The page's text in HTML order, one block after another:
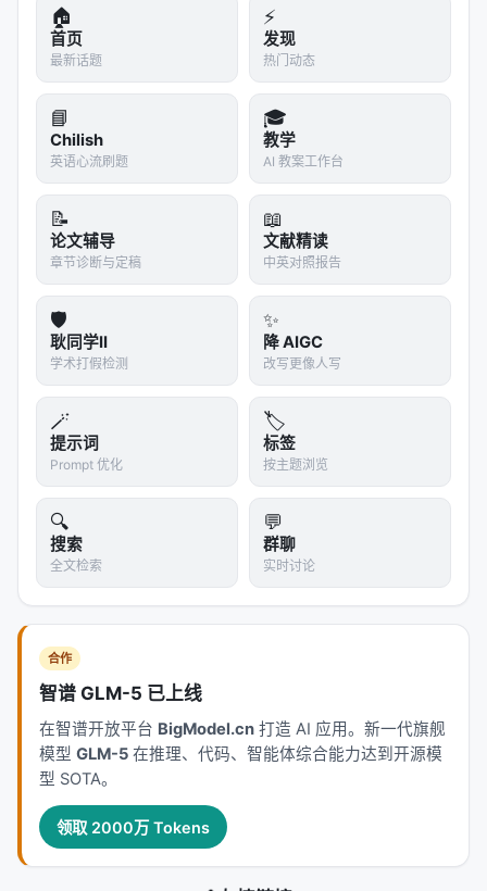
*论文信息*
标题: It's Not the Size: Harness Design
Determines Operational Stability in Small
Language Models
作者: Yong-eun Cho
核心发现
: 四阶段流水线
（Plan→Execute→Verify→Recover）让小模型达
到0.952成功率
#小模型 #执行框架 #流水线设计 #AI工程 #任务可靠
性 #费曼风格 #智柴外脑
🏠
首页
最新话题
⚡
发现
热门动态
📘
Chilish
英语心流刷题
🎓
教学
AI 教案工作台
📝
论文辅导
章节诊断与定稿
📖
文献精读
中英对照报告
🛡️
耿同学II
学术打假检测
✨
降 AIGC
改写更像人写
🪄
提示词
Prompt 优化
🏷️
标签
按主题浏览
🔍
搜索
全文检索
💬
群聊
实时讨论
合作
智谱 GLM-5 已上线
在智谱开放平台 BigModel.cn 打造 AI 应用。新一代旗舰
模型 GLM-5 在推理、代码、智能体综合能力达到开源模
型 SOTA。
领取 2000万 Tokens